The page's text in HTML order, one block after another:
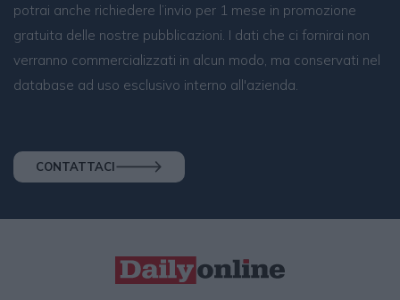
potrai anche richiedere l’invio per 1 mese in promozione
gratuita delle nostre pubblicazioni. I dati che ci fornirai non
verranno commercializzati in alcun modo, ma conservati nel
database ad uso esclusivo interno all'azienda.
CONTATTACI